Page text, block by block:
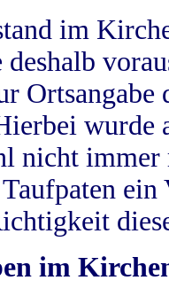
im
wurde
nicht
im